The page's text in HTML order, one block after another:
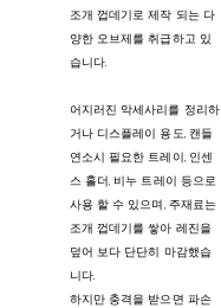
조개 껍데기로 제작 되는 다
양한 오브제를 취급하고 있
습니다.
어지러진 악세사리를 정리하
거나 디스플레이 용도, 캔들
연소시 필요한 트레이, 인센
스 홀더, 비누 트레이 등으로
사용 할 수 있으며, 주재료는
조개 껍데기를 쌓아 레진을
덮어 보다 단단히 마감했습
니다.
하지만 충격을 받으면 파손